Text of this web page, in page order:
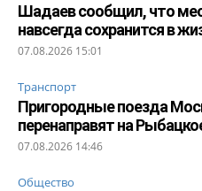
Шадаев сообщил, что
навсегда сохранится в
07.08.2026 15:01
Транспорт
Пригородные поезда
перенаправят на
07.08.2026 14:46
Общество